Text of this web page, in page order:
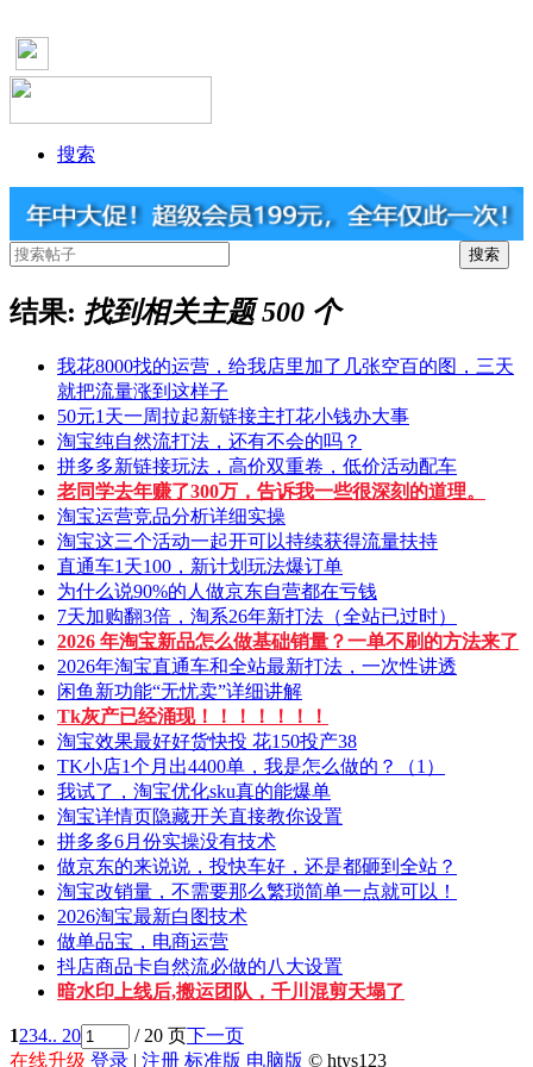
搜索
结果: 找到相关主题 500 个
我花8000找的运营，给我店里加了几张空百的图，三天
就把流量涨到这样子
50元1天一周拉起新链接主打花小钱办大事
淘宝纯自然流打法，还有不会的吗？
拼多多新链接玩法，高价双重卷，低价活动配车
老同学去年赚了300万，告诉我一些很深刻的道理。
淘宝运营竞品分析详细实操
淘宝这三个活动一起开可以持续获得流量扶持
直通车1天100，新计划玩法爆订单
为什么说90%的人做京东自营都在亏钱
7天加购翻3倍，淘系26年新打法（全站已过时）
2026 年淘宝新品怎么做基础销量？一单不刷的方法来了
2026年淘宝直通车和全站最新打法，一次性讲透
闲鱼新功能“无忧卖”详细讲解
Tk灰产已经涌现！！！！！！！
淘宝效果最好好货快投 花150投产38
TK小店1个月出4400单，我是怎么做的？（1）
我试了，淘宝优化sku真的能爆单
淘宝详情页隐藏开关直接教你设置
拼多多6月份实操没有技术
做京东的来说说，投快车好，还是都砸到全站？
淘宝改销量，不需要那么繁琐简单一点就可以！
2026淘宝最新白图技术
做单品宝，电商运营
抖店商品卡自然流必做的八大设置
暗水印上线后,搬运团队，千川混剪天塌了
1234.. 20 / 20 页下一页
在线升级 登录 | 注册 标准版 电脑版 © htys123